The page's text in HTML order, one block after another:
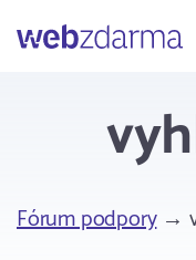
Webzdarma
Fórum podpory→